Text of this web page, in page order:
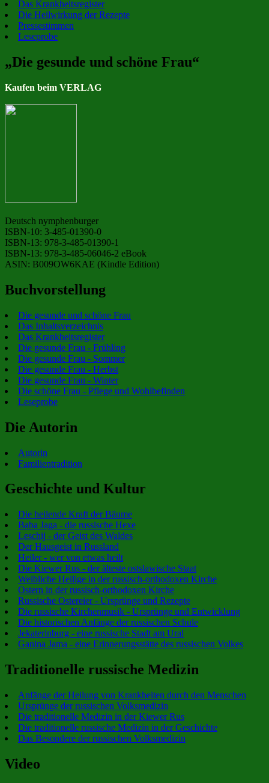
Das Krankheitsregister
Die Heilwirkung der Rezepte
Pressestimmen
Leseprobe
„Die gesunde und schöne Frau“
Kaufen beim VERLAG
Deutsch nymphenburger
ISBN-10: 3-485-01390-0
ISBN-13: 978-3-485-01390-1
ISBN-13: 978-3-485-06046-2 eBook
ASIN: B009OW6KAE (Kindle Edition)
Buchvorstellung
Die gesunde und schöne Frau
Das Inhaltsverzeichnis
Das Krankheitsregister
Die gesunde Frau - Frühling
Die gesunde Frau - Sommer
Die gesunde Frau - Herbst
Die gesunde Frau - Winter
Die schöne Frau - Pflege und Wohlbefinden
Leseprobe
Die Autorin
Autorin
Familientradition
Geschichte und Kultur
Die heilende Kraft der Bäume
Baba Jaga - die russische Hexe
Leschij - der Geist des Waldes
Der Hausgeist in Russland
Heiler - wer von etwas heilt
Die Kiewer Rus - der älteste ostslawische Staat
Weibliche Heilige in der russisch-orthodoxen Kirche
Ostern in der russisch-orthodoxen Kirche
Russische Ostereier - Ursprünge und Rezepte
Die russische Kirchenmusik - Ursprünge und Entwicklung
Die historischen Anfänge der russischen Schule
Jekaterinburg - eine russische Stadt am Ural
Ganina Jama - eine Erinnerungsstätte des russischen Volkes
Traditionelle russische Medizin
Anfänge der Heilung von Krankheiten durch den Menschen
Ursprünge der russischen Volksmedizin
Die traditionelle Medizin in der Kiewer Rus
Die traditionelle russische Medizin in der Geschichte
Das Besondere der russischen Volksmedizin
Video